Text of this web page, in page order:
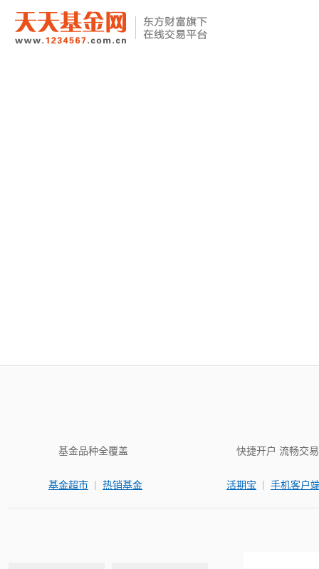
基金品种全覆盖
基金超市 | 热销基金
快捷开户 流畅交易
活期宝 | 手机客户